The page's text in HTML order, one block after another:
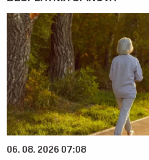
06. 08. 2026 07:08